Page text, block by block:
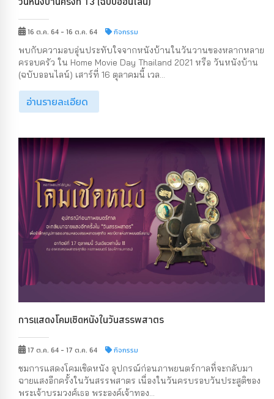
16 ต.ค. 64 - 16 ต.ค. 64 กิจกรรม
พบกับความอบอุ่นประทับใจจากหนังบ้านในวันวานของหลากหลาย
ครอบครัว ใน Home Movie Day Thailand 2021 หรือ วันหนังบ้าน
(ฉบับออนไลน์) เสาร์ที่ 16 ตุลาคมนี้ เวล...
อ่านรายละเอียด
การแสดงโคมเชิดหนังในวันสรรพสาตร
17 ต.ค. 64 - 17 ต.ค. 64 กิจกรรม
ชมการแสดงโคมเชิดหนัง อุปกรณ์ก่อนภาพยนตร์กาลที่จะกลับมา
ฉายแสงอีกครั้งในวันสรรพสาตร เนื่องในวันครบรอบวันประสูติของ
พระเจ้าบรมวงศ์เธอ พระองค์เจ้าทอง...